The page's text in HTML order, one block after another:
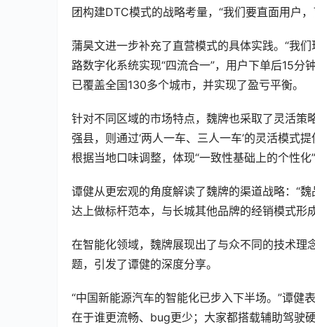
团构建DTC模式的战略考量，“我们要直面用户
蒲昊文进一步补充了直营模式的具体实践。“我
路数字化系统实现“四流合一”，用户下单后15
已覆盖全国130多个城市，并实现了盈亏平衡。
针对不同区域的市场特点，魏牌也采取了灵活策
强县，则通过‘两人一车、三人一车’的灵活模式
根据当地口味调整，体现“一致性基础上的个性化
谭健从更宏观的角度解读了魏牌的渠道战略：“
达上做标杆范本，与长城其他品牌的经销模式形
在智能化领域，魏牌展现出了与众不同的技术理
题，引发了谭健的深度分享。
“中国新能源汽车的智能化已步入下半场。”谭健
在于谁更流畅、bug更少；大家都搭载辅助驾驶